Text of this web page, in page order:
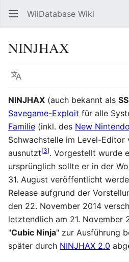
WiiDatabase Wiki
NINJHAX
Sprache
NINJHAX (auch bekannt als
Savegame-Exploit für alle
Familie (inkl. des New
Schwachstelle im Level-Editor
ausnutzt[3]. Vorgestellt wurde
ursprünglich sollte er in der
31. August veröffentlicht
Release aufgrund der
den 22. November 2014
letztendlich am 21. November
"Cubic Ninja" zur Ausführung
später durch NINJHAX 2.0